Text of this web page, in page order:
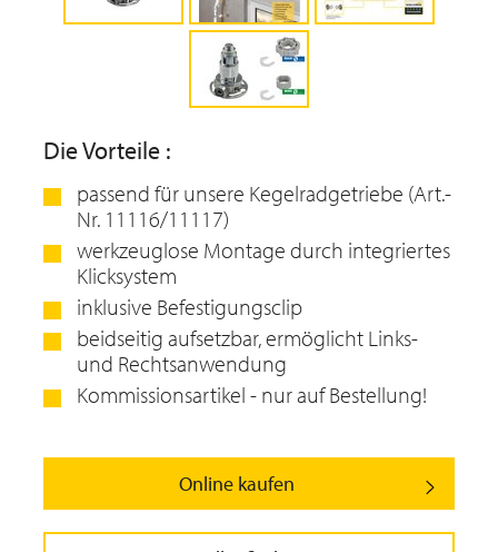
Die Vorteile :
passend für unsere Kegelradgetriebe (Art.-
Nr. 11116/11117)
werkzeuglose Montage durch integriertes
Klicksystem
inklusive Befestigungsclip
beidseitig aufsetzbar, ermöglicht Links-
und Rechtsanwendung
Kommissionsartikel - nur auf Bestellung!
Online kaufen